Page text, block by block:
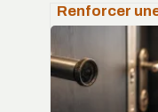
Renforcer
méthodes
coûts et
éviter